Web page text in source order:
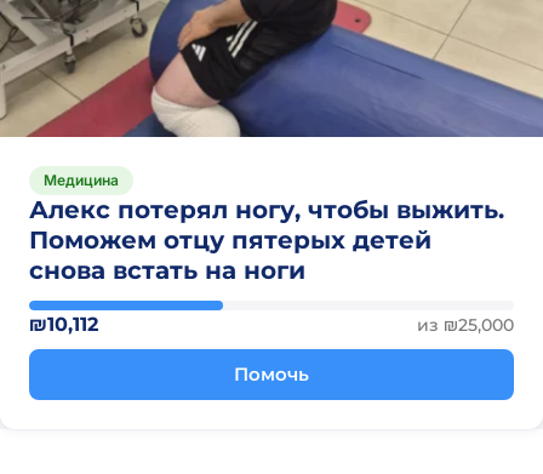
Медицина
Алекс потерял ногу, чтобы выжить.
Поможем отцу пятерых детей
снова встать на ноги
₪10,112 из ₪25,000
Помочь